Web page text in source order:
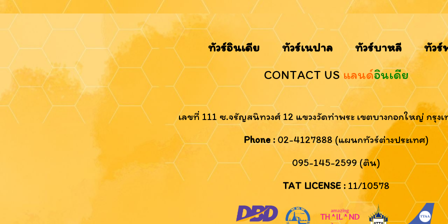
ทัวร์อินเดีย ทัวร์เนปาล ทัวร์บาหลี ทัวร์
CONTACT US แลนด์อินเดีย
เลขที่ 111 ซ.จรัญสนิทวงศ์ 12 แขวงวัดท่าพระ เขตบางกอกใหญ่ กรุง
Phone :02-4127888 (แผนกทัวร์ต่างประเทศ)
095-145-2599 (ติน)
TAT LICENSE : 11/10578